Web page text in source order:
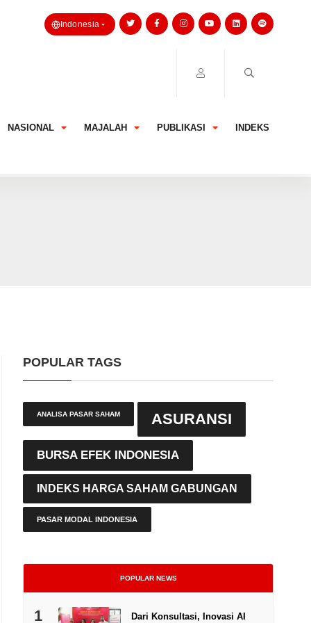
Indonesia
NASIONAL MAJALAH PUBLIKASI INDEKS
POPULAR TAGS
ANALISA PASAR SAHAM ASURANSI
BURSA EFEK INDONESIA
INDEKS HARGA SAHAM GABUNGAN
PASAR MODAL INDONESIA
POPULAR NEWS
1
Dari Konsultasi, Inovasi AI